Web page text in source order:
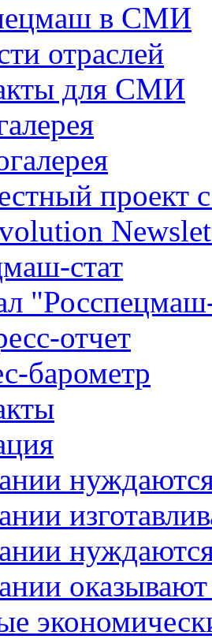
в СМИ
отраслей
для СМИ
проект
стат
отчет
барометр
оказывают